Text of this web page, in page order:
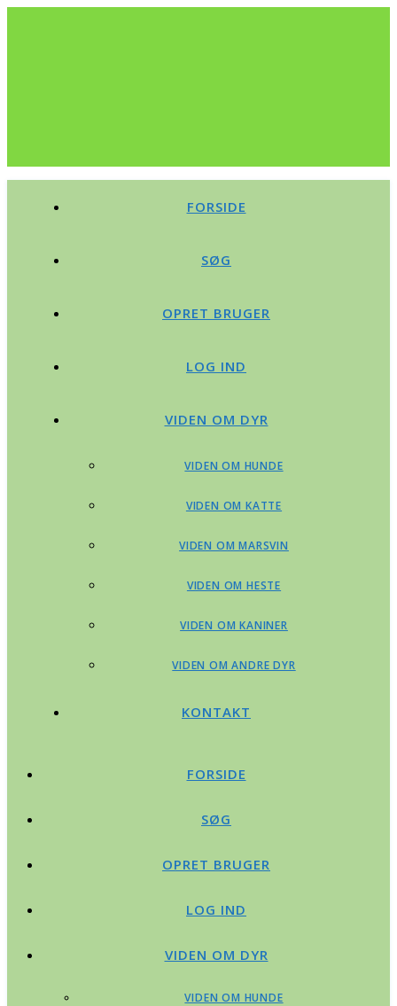
FORSIDE
SØG
OPRET BRUGER
LOG IND
VIDEN OM DYR
VIDEN OM HUNDE
VIDEN OM KATTE
VIDEN OM MARSVIN
VIDEN OM HESTE
VIDEN OM KANINER
VIDEN OM ANDRE DYR
KONTAKT
FORSIDE
SØG
OPRET BRUGER
LOG IND
VIDEN OM DYR
VIDEN OM HUNDE